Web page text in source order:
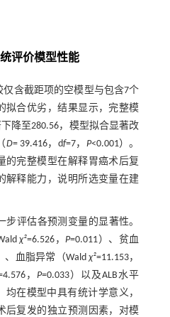
评价模型性能
含截距项的空模型与包含7个
拟合优劣，结果显示，完整模
降至280.56，模型拟合显著改
D= 39.416，df=7， P<0.001）。
的完整模型在解释胃癌术后复
解释能力，说明所选变量在建
步评估各预测变量的显著性。
χ²=6.526，P=0.011）、贫血
、血脂异常（Waldχ²=11.153，
，P=0.033）以及ALB水平
均在模型中具有统计学意义，
后复发的独立预测因素，对模